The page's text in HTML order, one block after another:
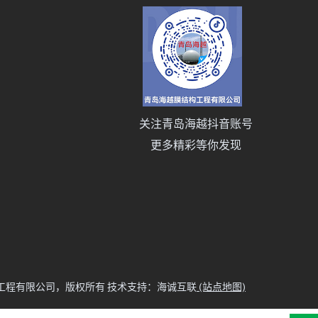
关注青岛海越抖音账号
更多精彩等你发现
程有限公司，版权所有技术支持：海诚互联(站点地图)